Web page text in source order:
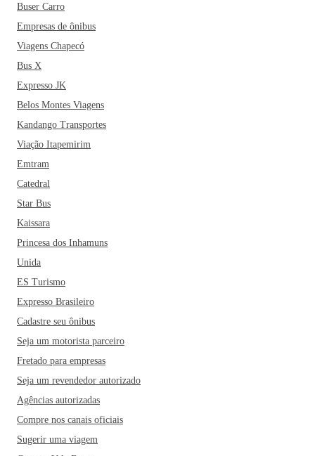
Buser Carro
Empresas de ônibus
Viagens Chapecó
Bus X
Expresso JK
Belos Montes Viagens
Kandango Transportes
Viação Itapemirim
Emtram
Catedral
Star Bus
Kaissara
Princesa dos Inhamuns
Unida
ES Turismo
Expresso Brasileiro
Cadastre seu ônibus
Seja um motorista parceiro
Fretado para empresas
Seja um revendedor autorizado
Agências autorizadas
Compre nos canais oficiais
Sugerir uma viagem